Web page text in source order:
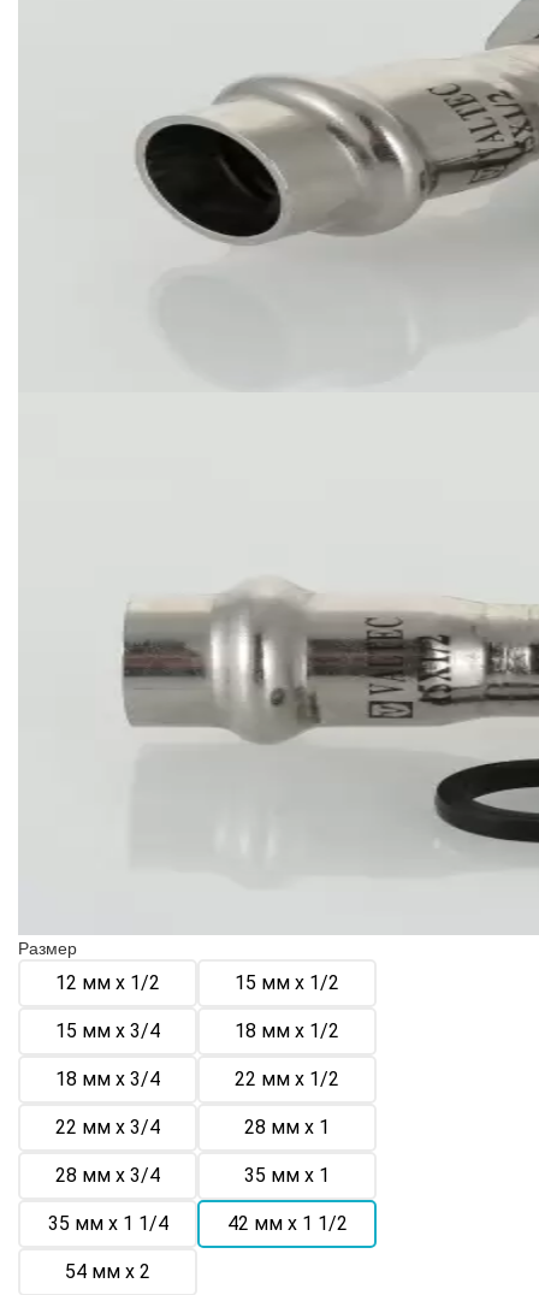
Размер
12 мм х 1/2 15 мм х 1/2
15 мм х 3/4 18 мм х 1/2
18 мм х 3/4 22 мм х 1/2
22 мм х 3/4 28 мм х 1
28 мм х 3/4 35 мм х 1
35 мм х 1 1/4 42 мм х 1 1/2
54 мм х 2